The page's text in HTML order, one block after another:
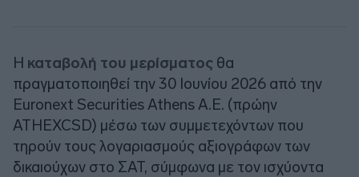
Η καταβολή του μερίσματος θα
πραγματοποιηθεί την 30 Ιουνίου 2026 από την
Euronext Securities Athens Α.Ε. (πρώην
ATHEXCSD) μέσω των συμμετεχόντων που
τηρούν τους λογαριασμούς αξιογράφων των
δικαιούχων στο ΣΑΤ, σύμφωνα με τον ισχύοντα